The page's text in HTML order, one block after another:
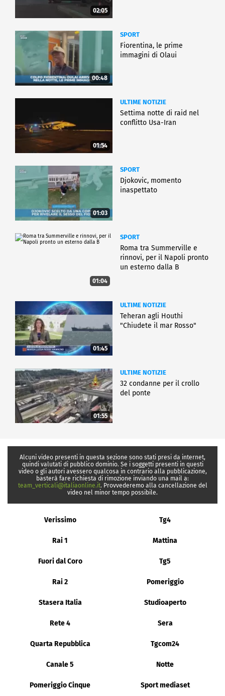
02:05
00:48
SPORT
Fiorentina, le prime
immagini di Olaui
01:54
ULTIME NOTIZIE
Settima notte di raid nel
conflitto Usa-Iran
01:03
SPORT
Djokovic, momento
inaspettato
01:04
SPORT
Roma tra Summerville e
rinnovi, per il Napoli pronto
un esterno dalla B
01:45
ULTIME NOTIZIE
Teheran agli Houthi
"Chiudete il mar Rosso"
01:55
ULTIME NOTIZIE
32 condanne per il crollo
del ponte
Alcuni video presenti in questa sezione sono stati presi da internet,
quindi valutati di pubblico dominio. Se i soggetti presenti in questi
video o gli autori avessero qualcosa in contrario alla pubblicazione,
basterà fare richiesta di rimozione inviando una mail a:
team_verticali@italiaonline.it. Provvederemo alla cancellazione del
video nel minor tempo possibile.
Verissimo Tg4
Rai 1 Mattina
Fuori dal Coro Tg5
Rai 2 Pomeriggio
Stasera Italia Studioaperto
Rete 4 Sera
Quarta Repubblica Tgcom24
Canale 5 Notte
Pomeriggio Cinque Sport mediaset